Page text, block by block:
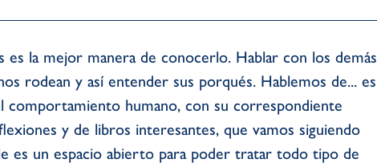
la mejor manera de conocerlo. Hablar con los demás
rodean y así entender sus porqués. Hablemos de... es
comportamiento humano, con su correspondiente
y de libros interesantes, que vamos siguiendo
es un espacio abierto para poder tratar todo tipo de